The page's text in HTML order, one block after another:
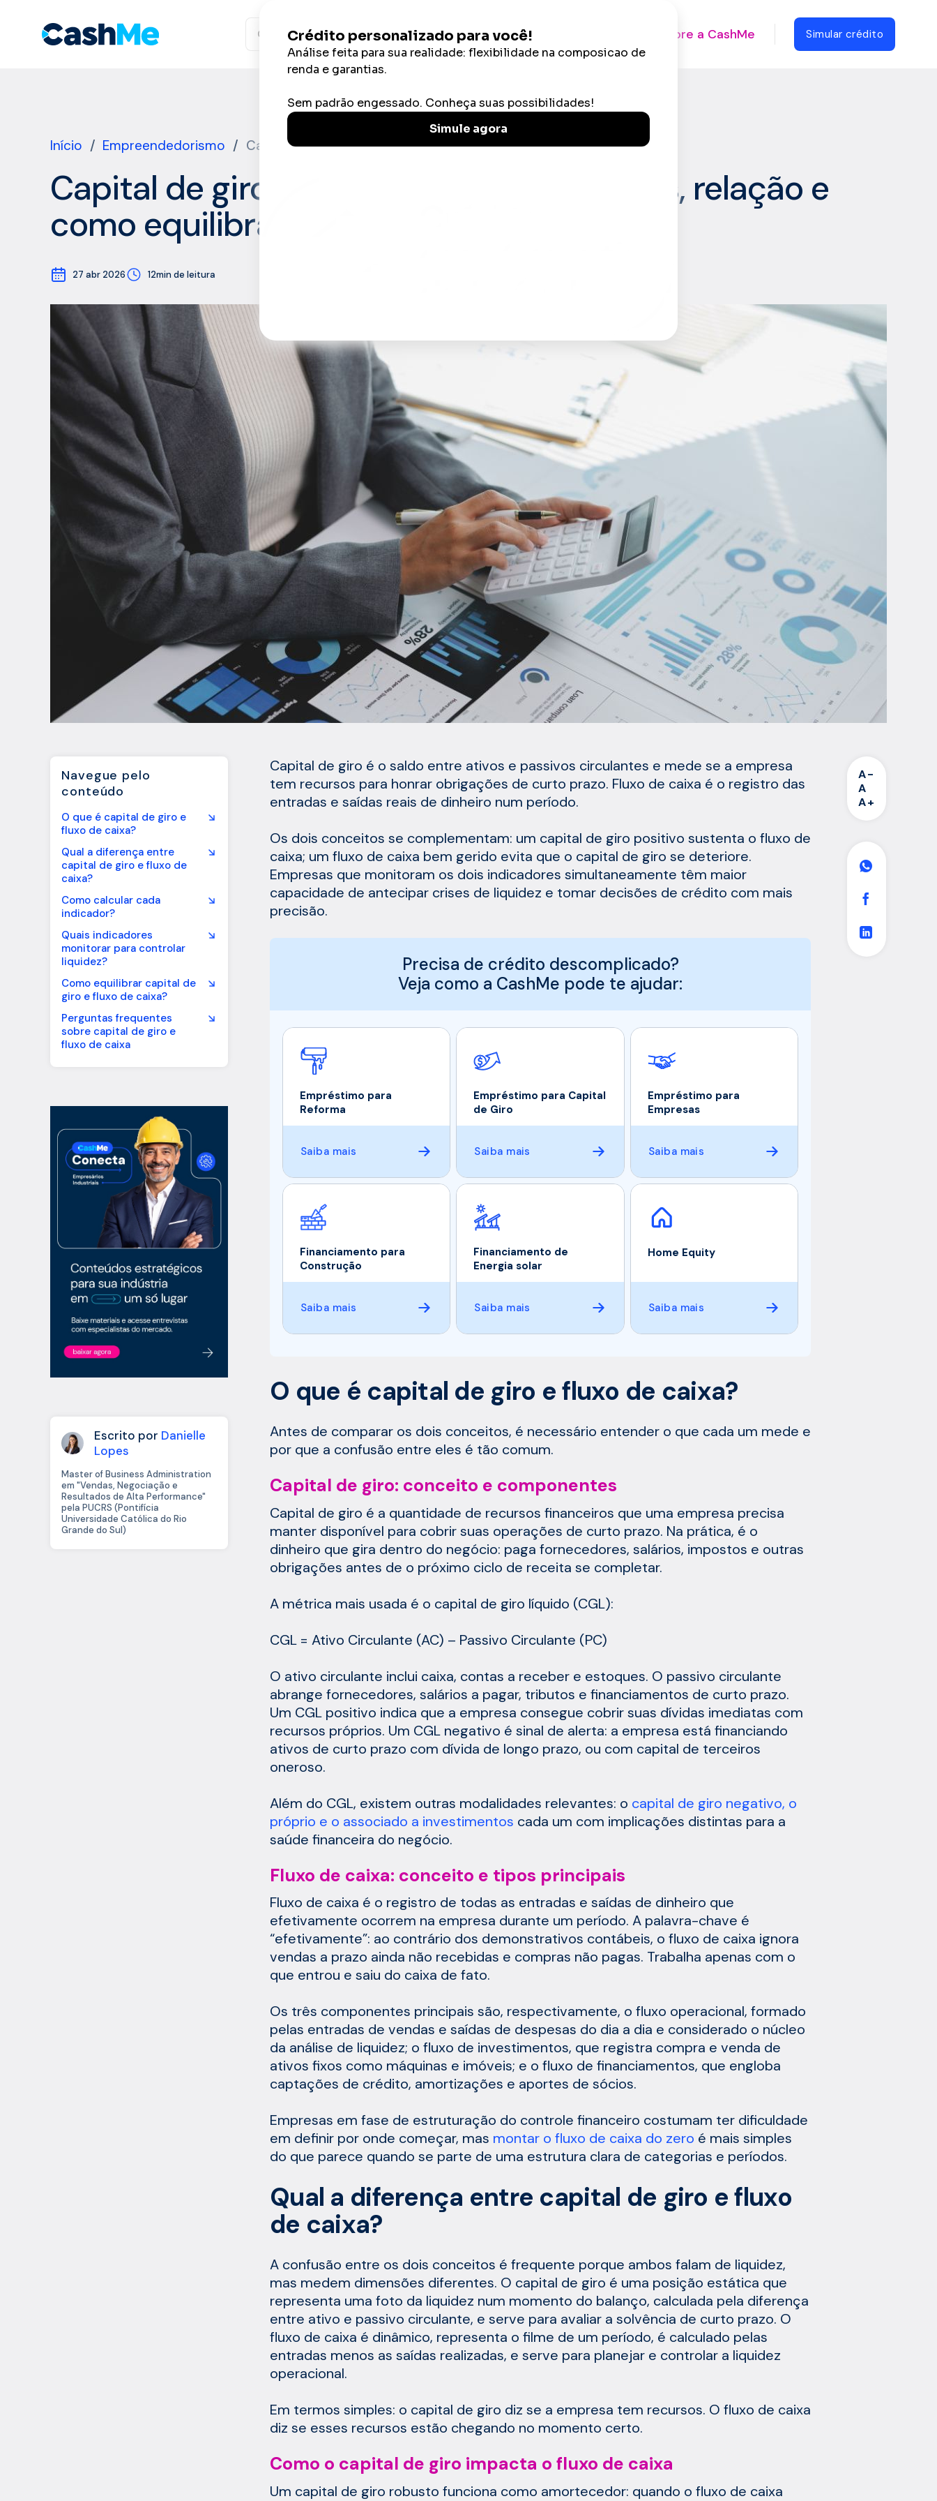
Categorias Sobre a CashMe Simular crédito
Início / Empreendedorismo / Capital de giro e fluxo de caixa: diferenças, relação e como equilibrar
Capital de giro e fluxo de caixa: diferenças, relação e
como equilibrar
27 abr 2026 12min de leitura
Navegue pelo
conteúdo
O que é capital de giro e
fluxo de caixa?
Qual a diferença entre
capital de giro e fluxo de
caixa?
Como calcular cada
indicador?
Quais indicadores
monitorar para controlar
liquidez?
Como equilibrar capital de
giro e fluxo de caixa?
Perguntas frequentes
sobre capital de giro e
fluxo de caixa
Escrito por Danielle
Lopes
Master of Business Administration
em "Vendas, Negociação e
Resultados de Alta Performance"
pela PUCRS (Pontifícia
Universidade Católica do Rio
Grande do Sul)
Capital de giro é o saldo entre ativos e passivos circulantes e mede se a empresa
tem recursos para honrar obrigações de curto prazo. Fluxo de caixa é o registro das
entradas e saídas reais de dinheiro num período.
Os dois conceitos se complementam: um capital de giro positivo sustenta o fluxo de
caixa; um fluxo de caixa bem gerido evita que o capital de giro se deteriore.
Empresas que monitoram os dois indicadores simultaneamente têm maior
capacidade de antecipar crises de liquidez e tomar decisões de crédito com mais
precisão.
Precisa de crédito descomplicado?
Veja como a CashMe pode te ajudar:
Empréstimo para
Reforma
Saiba mais
Empréstimo para Capital
de Giro
Saiba mais
Empréstimo para
Empresas
Saiba mais
Financiamento para
Construção
Saiba mais
Financiamento de
Energia solar
Saiba mais
Home Equity
Saiba mais
O que é capital de giro e fluxo de caixa?
Antes de comparar os dois conceitos, é necessário entender o que cada um mede e
por que a confusão entre eles é tão comum.
Capital de giro: conceito e componentes
Capital de giro é a quantidade de recursos financeiros que uma empresa precisa
manter disponível para cobrir suas operações de curto prazo. Na prática, é o
dinheiro que gira dentro do negócio: paga fornecedores, salários, impostos e outras
obrigações antes de o próximo ciclo de receita se completar.
A métrica mais usada é o capital de giro líquido (CGL):
CGL = Ativo Circulante (AC) – Passivo Circulante (PC)
O ativo circulante inclui caixa, contas a receber e estoques. O passivo circulante
abrange fornecedores, salários a pagar, tributos e financiamentos de curto prazo.
Um CGL positivo indica que a empresa consegue cobrir suas dívidas imediatas com
recursos próprios. Um CGL negativo é sinal de alerta: a empresa está financiando
ativos de curto prazo com dívida de longo prazo, ou com capital de terceiros
oneroso.
Além do CGL, existem outras modalidades relevantes: o capital de giro negativo, o
próprio e o associado a investimentos cada um com implicações distintas para a
saúde financeira do negócio.
Fluxo de caixa: conceito e tipos principais
Fluxo de caixa é o registro de todas as entradas e saídas de dinheiro que
efetivamente ocorrem na empresa durante um período. A palavra-chave é
“efetivamente”: ao contrário dos demonstrativos contábeis, o fluxo de caixa ignora
vendas a prazo ainda não recebidas e compras não pagas. Trabalha apenas com o
que entrou e saiu do caixa de fato.
Os três componentes principais são, respectivamente, o fluxo operacional, formado
pelas entradas de vendas e saídas de despesas do dia a dia e considerado o núcleo
da análise de liquidez; o fluxo de investimentos, que registra compra e venda de
ativos fixos como máquinas e imóveis; e o fluxo de financiamentos, que engloba
captações de crédito, amortizações e aportes de sócios.
Empresas em fase de estruturação do controle financeiro costumam ter dificuldade
em definir por onde começar, mas montar o fluxo de caixa do zero é mais simples
do que parece quando se parte de uma estrutura clara de categorias e períodos.
Qual a diferença entre capital de giro e fluxo
de caixa?
A confusão entre os dois conceitos é frequente porque ambos falam de liquidez,
mas medem dimensões diferentes. O capital de giro é uma posição estática que
representa uma foto da liquidez num momento do balanço, calculada pela diferença
entre ativo e passivo circulante, e serve para avaliar a solvência de curto prazo. O
fluxo de caixa é dinâmico, representa o filme de um período, é calculado pelas
entradas menos as saídas realizadas, e serve para planejar e controlar a liquidez
operacional.
Em termos simples: o capital de giro diz se a empresa tem recursos. O fluxo de caixa
diz se esses recursos estão chegando no momento certo.
Como o capital de giro impacta o fluxo de caixa
Um capital de giro robusto funciona como amortecedor: quando o fluxo de caixa
A-
A
A+